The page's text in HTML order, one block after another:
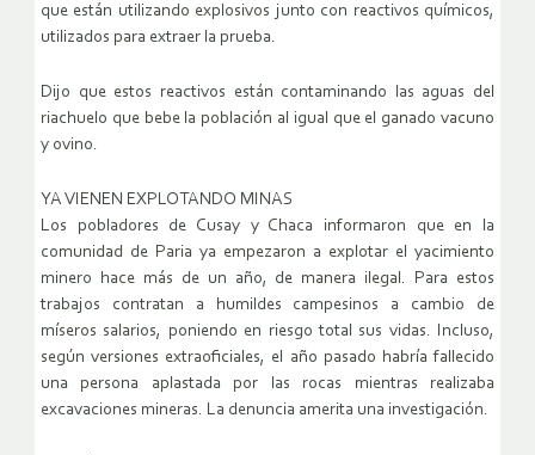
que están utilizando explosivos junto con reactivos químicos,
utilizados para extraer la prueba.
Dijo que estos reactivos están contaminando las aguas del
riachuelo que bebe la población al igual que el ganado vacuno
y ovino.
YA VIENEN EXPLOTANDO MINAS
Los pobladores de Cusay y Chaca informaron que en la
comunidad de Paria ya empezaron a explotar el yacimiento
minero hace más de un año, de manera ilegal. Para estos
trabajos contratan a humildes campesinos a cambio de
míseros salarios, poniendo en riesgo total sus vidas. Incluso,
según versiones extraoficiales, el año pasado habría fallecido
una persona aplastada por las rocas mientras realizaba
excavaciones mineras. La denuncia amerita una investigación.